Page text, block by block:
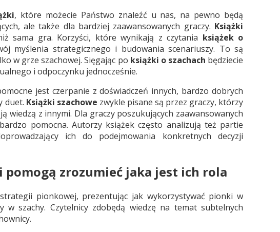
, które możecie Państwo znaleźć u nas, na pewno będą
ale także dla bardziej zaawansowanych graczy. Książki
sama gra. Korzyści, które wynikają z czytania książek o
myślenia strategicznego i budowania scenariuszy. To są
w grze szachowej. Sięgając po książki o szachach będziecie
i odpoczynku jednocześnie.
jest czerpanie z doświadczeń innych, bardzo dobrych
duet. Książki szachowe zwykle pisane są przez graczy, którzy
z innymi. Dla graczy poszukujących zaawansowanych
pomocna. Autorzy książek często analizują też partie
ich do podejmowania konkretnych decyzji
zrozumieć jaka jest ich rola
pionkowej, prezentując jak wykorzystywać pionki w
szachy. Czytelnicy zdobędą wiedzę na temat subtelnych